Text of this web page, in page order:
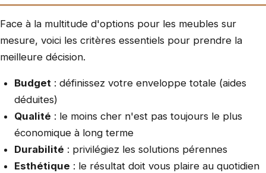
Face à la multitude d'options pour les meubles sur
mesure, voici les critères essentiels pour prendre la
meilleure décision.
Budget : définissez votre enveloppe totale (aides
déduites)
Qualité : le moins cher n'est pas toujours le plus
économique à long terme
Durabilité : privilégiez les solutions pérennes
Esthétique : le résultat doit vous plaire au quotidien